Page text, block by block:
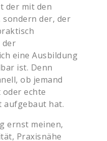
der mit den
der, der
der
eine Ausbildung
ist. Denn
ob jemand
echte
aufgebaut hat.
ernst meinen,
Praxisnähe